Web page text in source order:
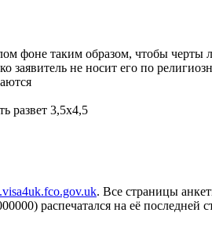
фоне таким образом, чтобы
заявитель не носит его по
развет 3,5х4,5
. Все страницы
распечатался на её